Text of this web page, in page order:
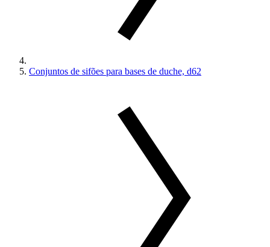
Conjuntos de sifões para bases de duche, d62